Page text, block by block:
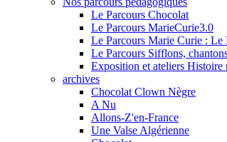
Le Parcours Chocolat
Le Parcours MarieCurie3.0
Le Parcours Marie Curie : Le
Le Parcours Sifflons,
Exposition et ateliers Histoire
archives
Chocolat Clown Nègre
A Nu
Allons-Z'en-France
Une Valse Algérienne